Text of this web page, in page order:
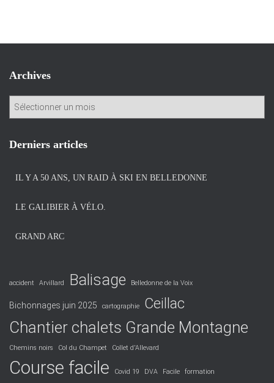
Archives
h
Derniers articles
IL Y A 50 ANS, UN RAID À SKI EN BELLEDONNE
LE GALIBIER À VÉLO.
GRAND ARC
accident Arvillard Balisage Belledonne de la Voix
Bichonnages juin 2025 cartographie Ceillac
Chantier chalets Grande Montagne
Chemins noirs Col du Champet Collet d'Allevard
Course facile Covid 19 DVA Facile formation